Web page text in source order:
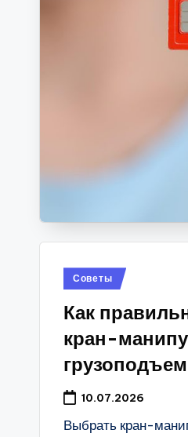
Опубликовано
Советы
Как
кран-
10.07.2026
Выбрать кран-